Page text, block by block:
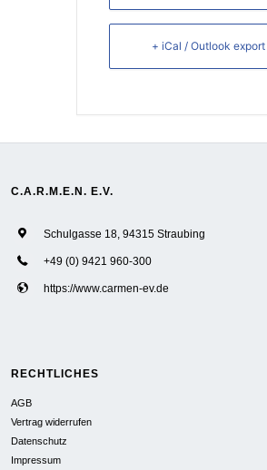
+ iCal / Outlook export
C.A.R.M.E.N. E.V.
Schulgasse 18, 94315 Straubing
+49 (0) 9421 960-300
https://www.carmen-ev.de
RECHTLICHES
AGB
Vertrag widerrufen
Datenschutz
Impressum